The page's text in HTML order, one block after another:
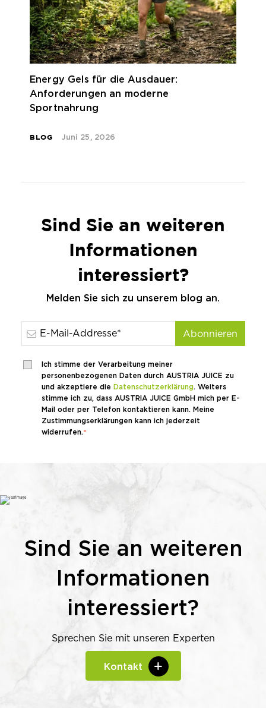
Energy Gels für die Ausdauer:
Anforderungen an moderne
Sportnahrung
BLOG Juni 25, 2026
Sind Sie an weiteren
Informationen
interessiert?
Melden Sie sich zu unserem blog an.
Ich stimme der Verarbeitung meiner
personenbezogenen Daten durch AUSTRIA JUICE zu
und akzeptiere die Datenschutzerklärung. Weiters
stimme ich zu, dass AUSTRIA JUICE GmbH mich per E-
Mail oder per Telefon kontaktieren kann. Meine
Zustimmungserklärungen kann ich jederzeit
widerrufen.*
Sind Sie an weiteren
Informationen
interessiert?
Sprechen Sie mit unseren Experten
Kontakt